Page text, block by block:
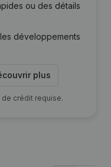
ou des détails
développements
plus
de crédit requise.